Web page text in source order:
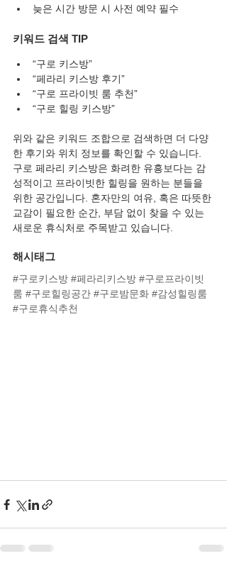
늦은 시간 방문 시 사전 예약 필수
키워드 검색 TIP
“구로 키스방”
“페라리 키스방 후기”
“구로 프라이빗 룸 추천”
“구로 힐링 키스방”
위와 같은 키워드 조합으로 검색하면 더 다양
한 후기와 위치 정보를 확인할 수 있습니다.
구로 페라리 키스방은 화려한 유흥보다는 감
성적이고 프라이빗한 힐링을 원하는 분들을
위한 공간입니다. 혼자만의 여유, 혹은 따뜻한
교감이 필요한 순간, 부담 없이 찾을 수 있는
새로운 휴식처로 주목받고 있습니다.
해시태그
#구로키스방 #페라리키스방 #구로프라이빗
룸 #구로힐링공간 #구로밤문화 #감성힐링룸
#구로휴식추천